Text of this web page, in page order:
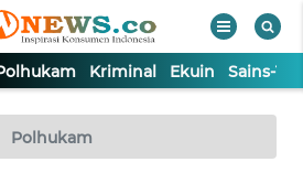
Kriminal Ekuin Sains-
Polhukam